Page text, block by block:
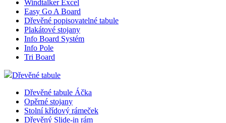
Windtalker Excel
Easy Go A Board
Dřevěné popisovatelné tabule
Plakátové stojany
Info Board Systém
Info Pole
Tri Board
Dřevěné tabule
Dřevěné tabule Áčka
Opěrné stojany
Stolní křídový rámeček
Dřevěný Slide-in rám